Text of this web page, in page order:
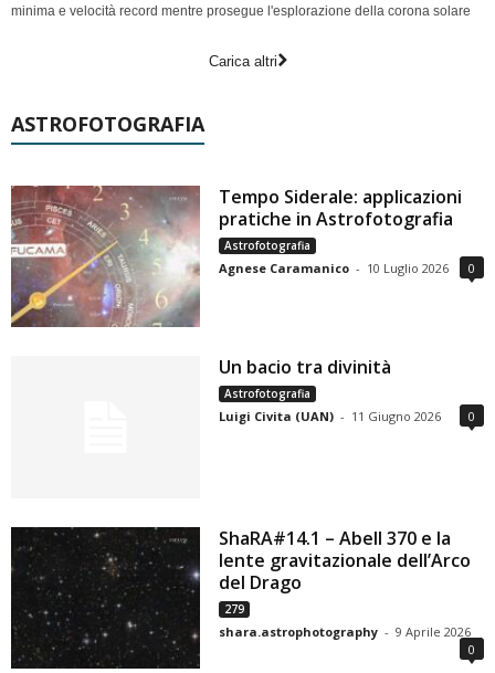
minima e velocità record mentre prosegue l'esplorazione della corona solare
Carica altri
ASTROFOTOGRAFIA
Tempo Siderale: applicazioni
pratiche in Astrofotografia
Astrofotografia
Agnese Caramanico - 10 Luglio 2026 0
Un bacio tra divinità
Astrofotografia
Luigi Civita (UAN) - 11 Giugno 2026 0
ShaRA#14.1 – Abell 370 e la
lente gravitazionale dell’Arco
del Drago
279
shara.astrophotography - 9 Aprile 2026
0